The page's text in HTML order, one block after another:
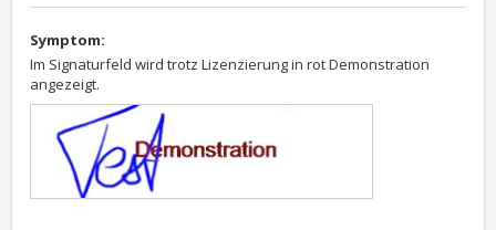
Symptom:
Im Signaturfeld wird trotz Lizenzierung in rot Demonstration
angezeigt.